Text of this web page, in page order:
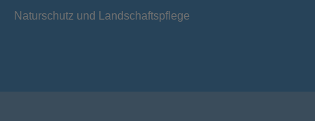
Naturschutz und Landschaftspflege